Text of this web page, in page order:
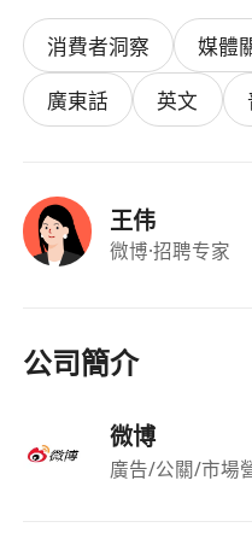
力，文字功底扎實，
消費者洞察 媒體
廣東話
英文
王伟
微博·招聘专家
公司簡介
微博
廣告/公關/市場